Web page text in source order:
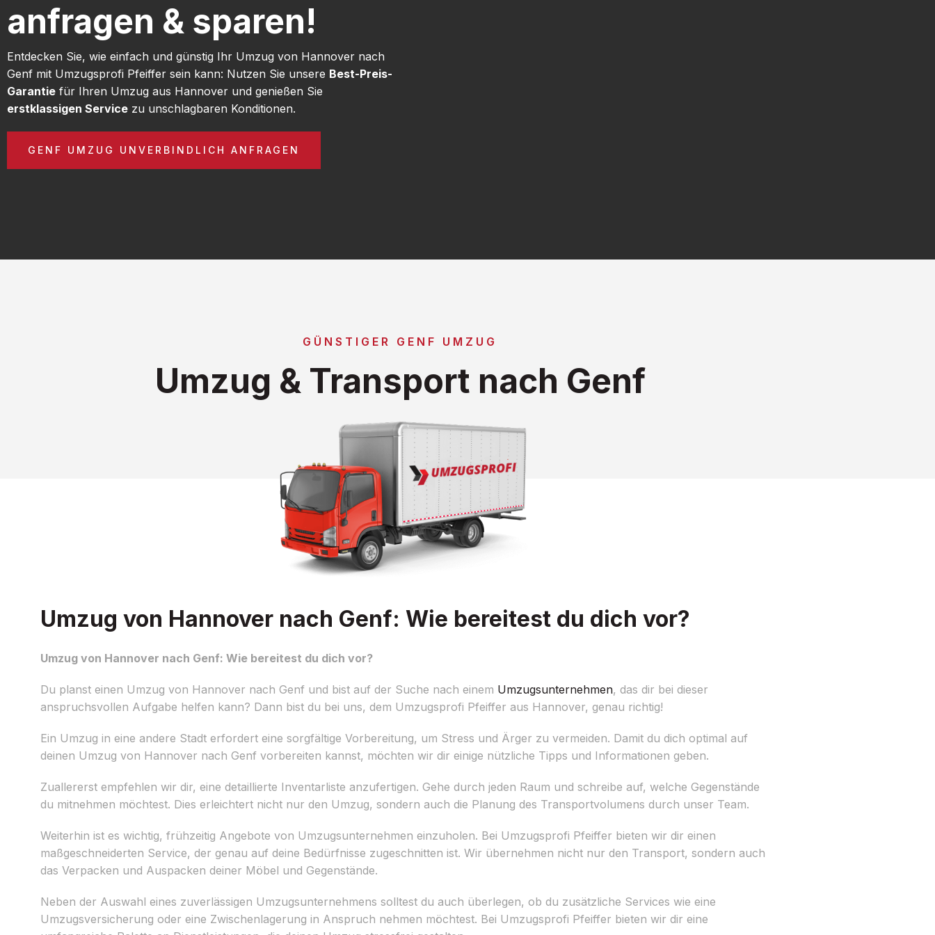
anfragen & sparen!
Entdecken Sie, wie einfach und günstig Ihr Umzug von Hannover nach
Genf mit Umzugsprofi Pfeiffer sein kann: Nutzen Sie unsere Best-Preis-
Garantie für Ihren Umzug aus Hannover und genießen Sie
erstklassigen Service zu unschlagbaren Konditionen.
GENF UMZUG UNVERBINDLICH ANFRAGEN
GÜNSTIGER GENF UMZUG
Umzug & Transport nach Genf
Umzug von Hannover nach Genf: Wie bereitest du dich vor?
Umzug von Hannover nach Genf: Wie bereitest du dich vor?
Du planst einen Umzug von Hannover nach Genf und bist auf der Suche nach einem Umzugsunternehmen, das dir bei dieser
anspruchsvollen Aufgabe helfen kann? Dann bist du bei uns, dem Umzugsprofi Pfeiffer aus Hannover, genau richtig!
Ein Umzug in eine andere Stadt erfordert eine sorgfältige Vorbereitung, um Stress und Ärger zu vermeiden. Damit du dich optimal auf
deinen Umzug von Hannover nach Genf vorbereiten kannst, möchten wir dir einige nützliche Tipps und Informationen geben.
Zuallererst empfehlen wir dir, eine detaillierte Inventarliste anzufertigen. Gehe durch jeden Raum und schreibe auf, welche Gegenstände
du mitnehmen möchtest. Dies erleichtert nicht nur den Umzug, sondern auch die Planung des Transportvolumens durch unser Team.
Weiterhin ist es wichtig, frühzeitig Angebote von Umzugsunternehmen einzuholen. Bei Umzugsprofi Pfeiffer bieten wir dir einen
maßgeschneiderten Service, der genau auf deine Bedürfnisse zugeschnitten ist. Wir übernehmen nicht nur den Transport, sondern auch
das Verpacken und Auspacken deiner Möbel und Gegenstände.
Neben der Auswahl eines zuverlässigen Umzugsunternehmens solltest du auch überlegen, ob du zusätzliche Services wie eine
Umzugsversicherung oder eine Zwischenlagerung in Anspruch nehmen möchtest. Bei Umzugsprofi Pfeiffer bieten wir dir eine